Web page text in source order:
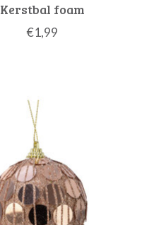
Kerstbal foam
€1,99